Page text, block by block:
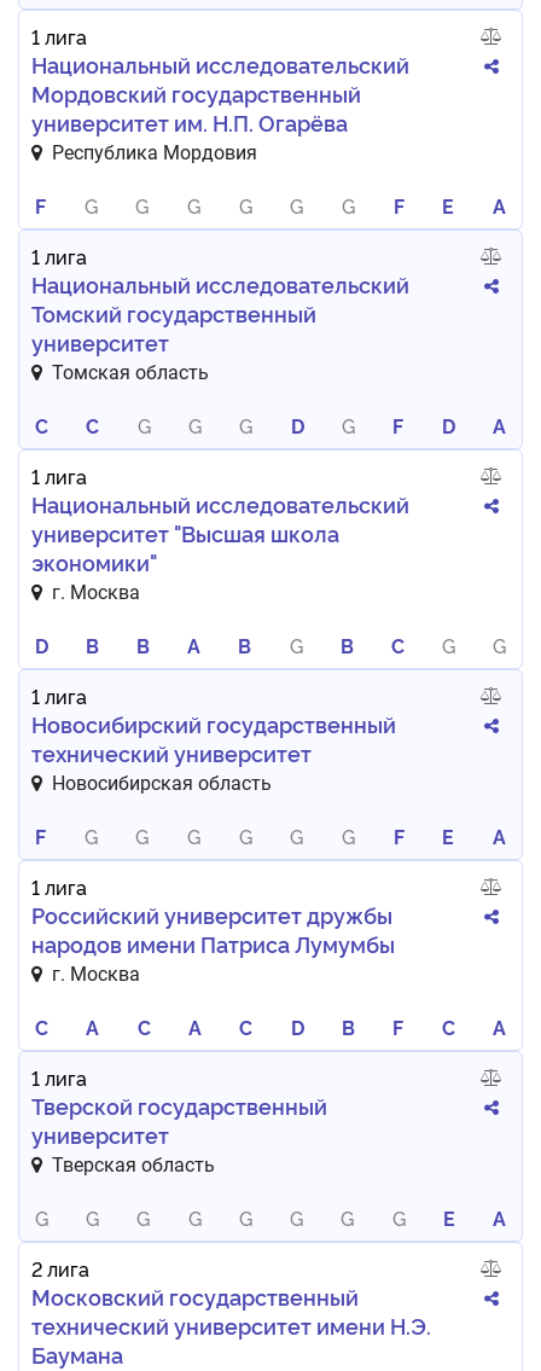
1 лига
Национальный исследовательский
Мордовский государственный
университет им. Н.П. Огарёва
Республика Мордовия
F G G G G G G F E
A
1 лига
Национальный исследовательский
Томский государственный
университет
Томская область
C C G G G D G F D
A
1 лига
Национальный исследовательский
университет "Высшая школа
экономики"
г. Москва
D B B A B G B C G
G
1 лига
Новосибирский государственный
технический университет
Новосибирская область
F G G G G G G F E
A
1 лига
Российский университет дружбы
народов имени Патриса Лумумбы
г. Москва
C A C A C D B F C
A
1 лига
Тверской государственный
университет
Тверская область
G G G G G G G G E
A
2 лига
Московский государственный
технический университет имени Н.Э.
Баумана